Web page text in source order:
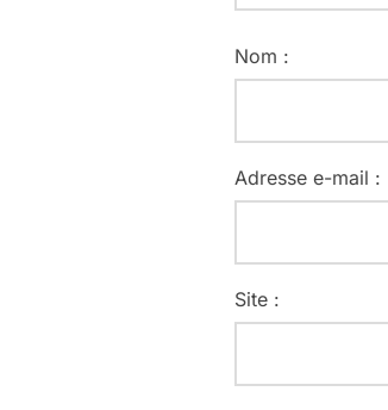
Nom :
Adresse e-mail :
Site :